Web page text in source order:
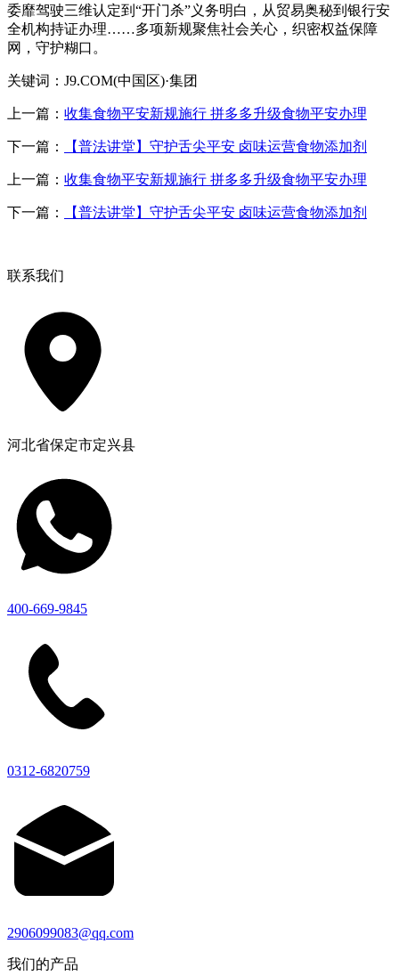
委靡驾驶三维认定到“开门杀”义务明白，从贸易奥秘到银行安
全机构持证办理……多项新规聚焦社会关心，织密权益保障
网，守护糊口。
关键词：J9.COM(中国区)·集团
上一篇： 收集食物平安新规施行 拼多多升级食物平安办理
下一篇： 【普法讲堂】守护舌尖平安 卤味运营食物添加剂
上一篇： 收集食物平安新规施行 拼多多升级食物平安办理
下一篇： 【普法讲堂】守护舌尖平安 卤味运营食物添加剂
联系我们
河北省保定市定兴县
400-669-9845
0312-6820759
2906099083@qq.com
我们的产品